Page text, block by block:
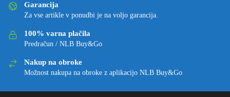
Garancija
Za vse artikle v ponudbi je na voljo garancija.
100% varna plačila
Predračun / NLB Buy&Go
Nakup na obroke
Možnost nakupa na obroke z aplikacijo NLB Buy&Go